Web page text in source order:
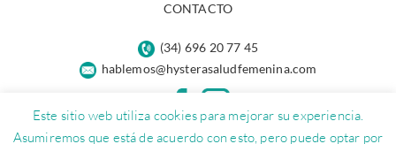
CONTACTO
(34) 696 20 77 45
hablemos@hysterasaludfemenina.com
Este sitio web utiliza cookies para mejorar su experiencia.
Asumiremos que está de acuerdo con esto, pero puede optar por